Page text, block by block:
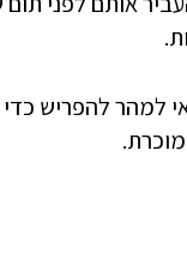
למהר להפריש כדי